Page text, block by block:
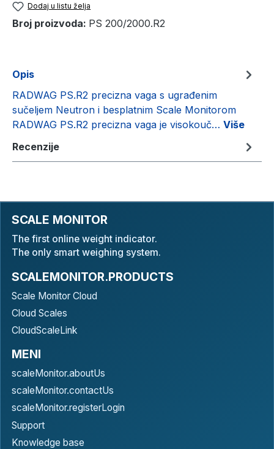
Dodaj u listu želja
Broj proizvoda: PS 200/2000.R2
Opis
RADWAG PS.R2 precizna vaga s ugrađenim
sučeljem Neutron i besplatnim Scale Monitorom
RADWAG PS.R2 precizna vaga je visokouč… Više
Recenzije
SCALE MONITOR
The first online weight indicator.
The only smart weighing system.
SCALEMONITOR.PRODUCTS
Scale Monitor Cloud
Cloud Scales
CloudScaleLink
MENI
scaleMonitor.aboutUs
scaleMonitor.contactUs
scaleMonitor.registerLogin
Support
Knowledge base